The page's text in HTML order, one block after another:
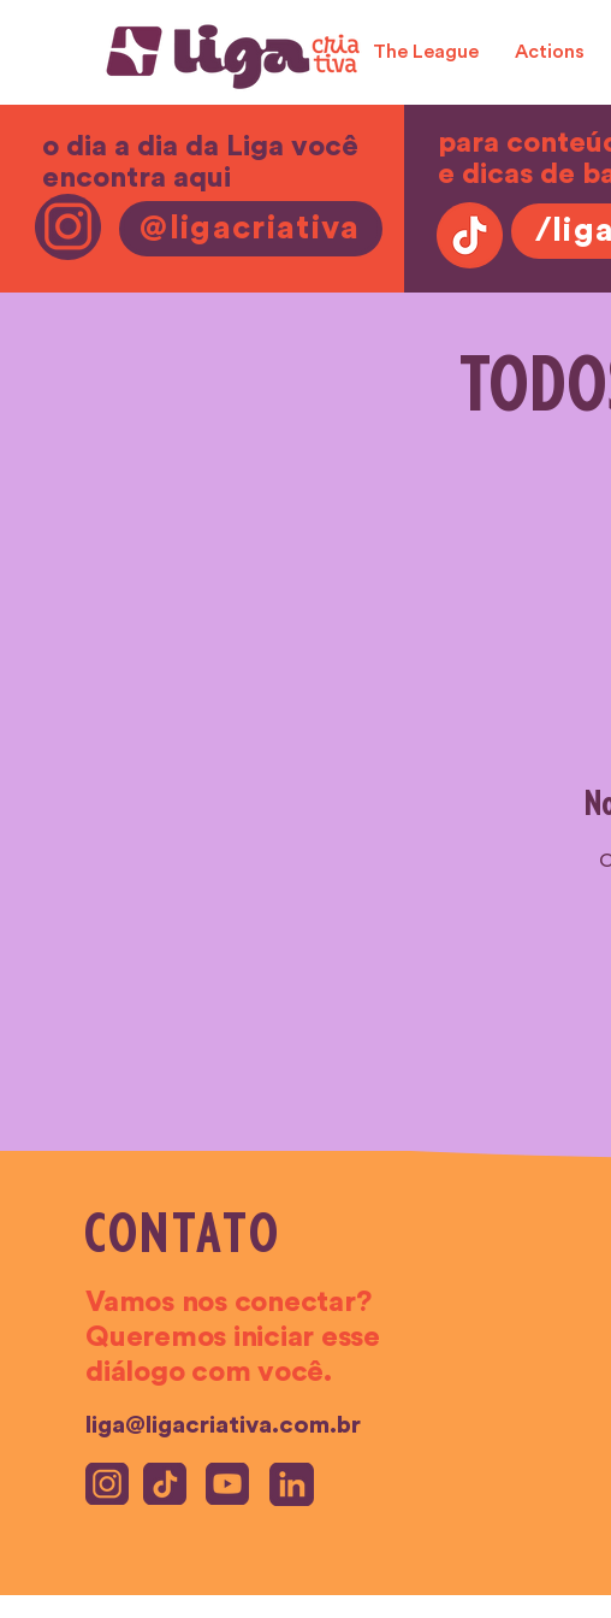
The League Actions
o dia a dia da Liga você
encontra aqui
@ligacriativa
para
e dicas de
/
CONTATO
Vamos nos conectar?
Queremos iniciar esse
diálogo com você.
liga@ligacriativa.com.br